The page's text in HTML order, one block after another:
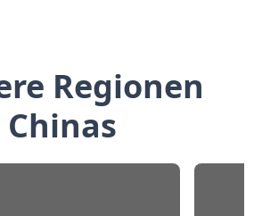
Regionen
Chinas